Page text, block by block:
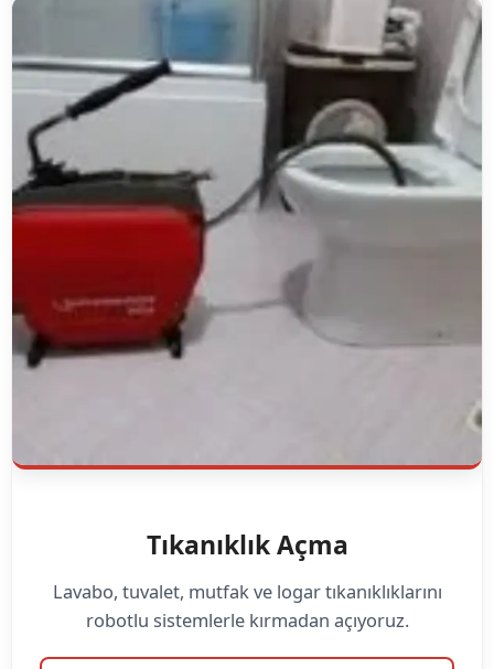
Tıkanıklık Açma
Lavabo, tuvalet, mutfak ve logar tıkanıklıklarını
robotlu sistemlerle kırmadan açıyoruz.